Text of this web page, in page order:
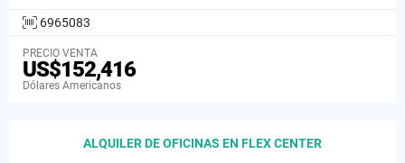
6965083
PRECIO VENTA
US$152,416
Dólares Americanos
ALQUILER DE OFICINAS EN FLEX CENTER